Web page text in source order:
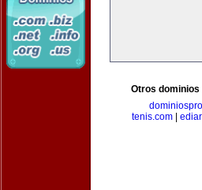
Otros dominios
tenis.com